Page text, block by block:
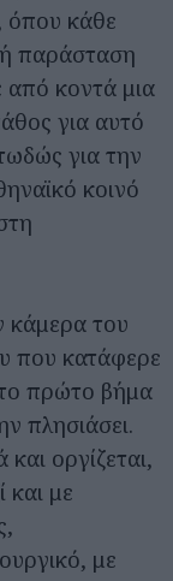
όπου κάθε
παράσταση
από κοντά μια
για αυτό
για την
κοινό
κάμερα του
που κατάφερε
το πρώτο βήμα
πλησιάσει.
και οργίζεται,
και με
με